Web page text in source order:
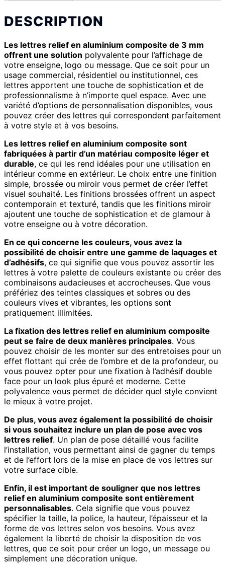
DESCRIPTION
Les lettres relief en aluminium composite de 3 mm
offrent une solution polyvalente pour l’affichage de
votre enseigne, logo ou message. Que ce soit pour un
usage commercial, résidentiel ou institutionnel, ces
lettres apportent une touche de sophistication et de
professionnalisme à n’importe quel espace. Avec une
variété d’options de personnalisation disponibles, vous
pouvez créer des lettres qui correspondent parfaitement
à votre style et à vos besoins.
Les lettres relief en aluminium composite sont
fabriquées à partir d’un matériau composite léger et
durable, ce qui les rend idéales pour une utilisation en
intérieur comme en extérieur. Le choix entre une finition
simple, brossée ou miroir vous permet de créer l’effet
visuel souhaité. Les finitions brossées offrent un aspect
contemporain et texturé, tandis que les finitions miroir
ajoutent une touche de sophistication et de glamour à
votre enseigne ou à votre décoration.
En ce qui concerne les couleurs, vous avez la
possibilité de choisir entre une gamme de laquages et
d’adhésifs, ce qui signifie que vous pouvez assortir les
lettres à votre palette de couleurs existante ou créer des
combinaisons audacieuses et accrocheuses. Que vous
préfériez des teintes classiques et sobres ou des
couleurs vives et vibrantes, les options sont
pratiquement illimitées.
La fixation des lettres relief en aluminium composite
peut se faire de deux manières principales. Vous
pouvez choisir de les monter sur des entretoises pour un
effet flottant qui crée de l’ombre et de la profondeur, ou
vous pouvez opter pour une fixation à l’adhésif double
face pour un look plus épuré et moderne. Cette
polyvalence vous permet de décider quel style convient
le mieux à votre projet.
De plus, vous avez également la possibilité de choisir
si vous souhaitez inclure un plan de pose avec vos
lettres relief. Un plan de pose détaillé vous facilite
l’installation, vous permettant ainsi de gagner du temps
et de l’effort lors de la mise en place de vos lettres sur
votre surface cible.
Enfin, il est important de souligner que nos lettres
relief en aluminium composite sont entièrement
personnalisables. Cela signifie que vous pouvez
spécifier la taille, la police, la hauteur, l’épaisseur et la
forme de vos lettres selon vos besoins. Vous avez
également la liberté de choisir la disposition de vos
lettres, que ce soit pour créer un logo, un message ou
simplement une décoration unique.